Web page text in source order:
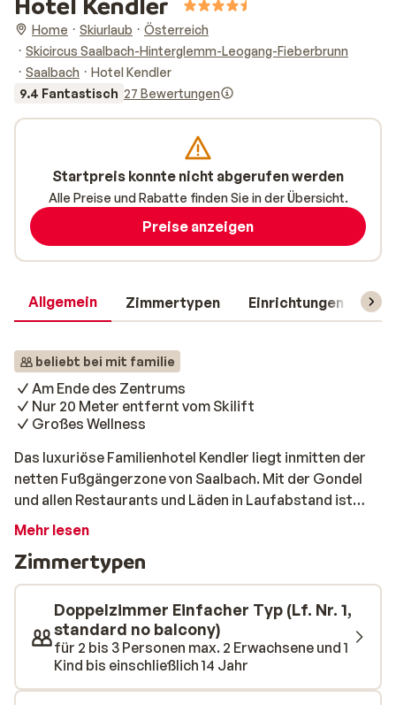
Home Skiurlaub
Österreich
Skicircus Saalbach-Hinterglemm-Leogang-Fieberbrunn
Saalbach
Hotel Kendler
9.4 Fantastisch 27 Bewertungen
Allgemein Zimmertypen Einrichtungen
beliebt bei mit familie
Am Ende des Zentrums
Nur 20 Meter entfernt vom Skilift
Großes Wellness
Das luxuriöse Familienhotel Kendler liegt inmitten der
netten Fußgängerzone von Saalbach. Mit der Gondel
und allen Restaurants und Läden in Laufabstand ist
dieses Hotel der ideale Ausgangspunkt für einen
luxuriösen Spa des Hotel Kendler können Sie sich in eine
der Saunen oder dem Dampfbad entspannen. Und
anschließend in dem schönen Hallenbad noch ganz
entspannt Ihre Bahnen ziehen.
Mehr lesen
Zimmertypen
Doppelzimmer Einfacher Typ (Lf. Nr. 1,
standard no balcony)
für 2 bis 3 Personen max. 2 Erwachsene und 1
Kind bis einschließlich 14 Jahr
Startpreis konnte nicht abgerufen werden
Alle Preise und Rabatte finden Sie in der Übersicht.
Preise anzeigen